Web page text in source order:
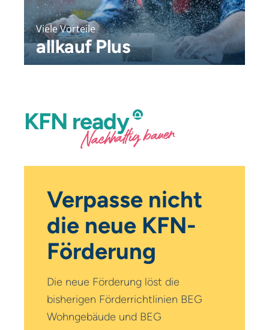
Viele Vorteile
allkauf Plus
KFN ready
Nachhaltig bauen
Verpasse nicht
die neue KFN-
Förderung
Die neue Förderung löst die
bisherigen Förderrichtlinien BEG
Wohngebäude und BEG